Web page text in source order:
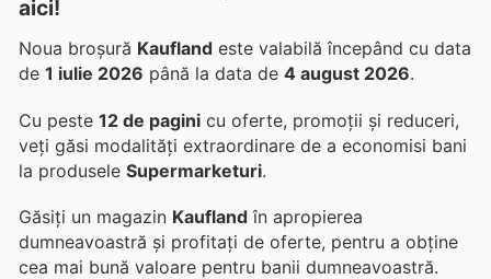
aici!
Noua broșură Kaufland este valabilă începând cu data
de 1 iulie 2026 până la data de 4 august 2026.
Cu peste 12 de pagini cu oferte, promoții și reduceri,
veți găsi modalități extraordinare de a economisi bani
la produsele Supermarketuri.
Găsiți un magazin Kaufland în apropierea
dumneavoastră și profitați de oferte, pentru a obține
cea mai bună valoare pentru banii dumneavoastră.